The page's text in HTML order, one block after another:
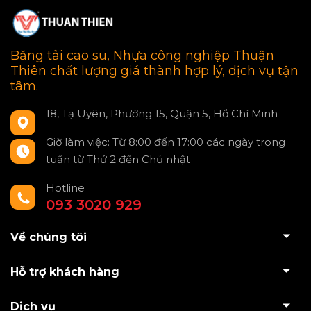
Băng tải cao su, Nhựa công nghiệp Thuận
Thiên chất lượng giá thành hợp lý, dịch vụ tận
tâm.
18, Tạ Uyên, Phường 15, Quận 5, Hồ Chí Minh
Giờ làm việc: Từ 8:00 đến 17:00 các ngày trong
tuần từ Thứ 2 đến Chủ nhật
Hotline
093 3020 929
Về chúng tôi
Hỗ trợ khách hàng
Dịch vụ